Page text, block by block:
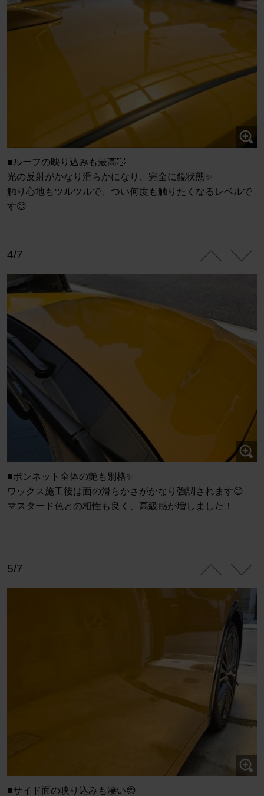
■ルーフの映り込みも最高🤣
光の反射がかなり滑らかになり、完全に鏡状態✨
触り心地もツルツルで、つい何度も触りたくなるレベルで
す😊
4/7
■ボンネット全体の艶も別格✨
ワックス施工後は面の滑らかさがかなり強調されます😊
マスタード色との相性も良く、高級感が増しました！
5/7
■サイド面の映り込みも凄い😊